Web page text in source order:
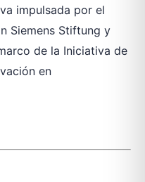
impulsada por el
Siemens Stiftung y
de la Iniciativa de
en